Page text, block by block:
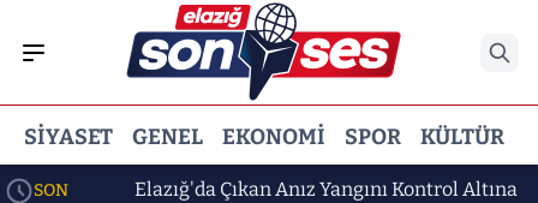
SIYASET GENEL EKONOMI SPOR KÜLTÜR
SON
Elazığ'da Çıkan Anız Yangını Kontrol Altına